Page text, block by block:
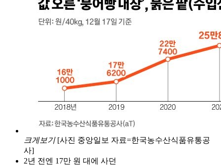
크게보기 [사진 중앙일보 자료=한국농수산식품유통공
사]
2년 전엔 17만 원 대에 사던